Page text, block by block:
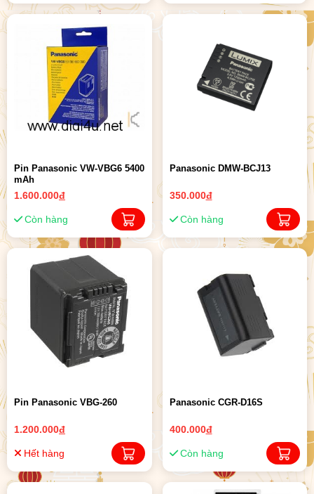
Pin Panasonic VW-VBG6 5400
mAh
1.600.000đ
Còn hàng
Panasonic DMW-BCJ13
350.000đ
Còn hàng
Pin Panasonic VBG-260
1.200.000đ
Hết hàng
Panasonic CGR-D16S
400.000đ
Còn hàng